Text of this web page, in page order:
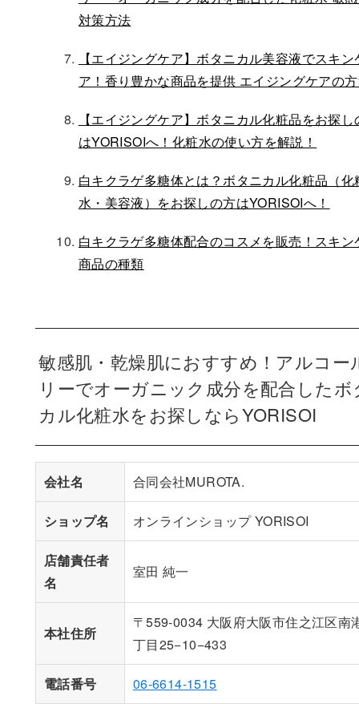
対策方法
【エイジングケア】ボタニカル美容液でスキン
ア！香り豊かな商品を提供 エイジングケアの
【エイジングケア】ボタニカル化粧品をお探し
はYORISOIへ！化粧水の使い方を解説！
白キクラゲ多糖体とは？ボタニカル化粧品（化
水・美容液）をお探しの方はYORISOIへ！
白キクラゲ多糖体配合のコスメを販売！スキン
商品の種類
敏感肌・乾燥肌におすすめ！アルコー
リーでオーガニック成分を配合したボ
カル化粧水をお探しならYORISOI
会社名 合同会社MUROTA.
ショップ名 オンラインショップ YORISOI
店舗責任者
名
室田 純一
本社住所
〒559-0034 大阪府大阪市住之江区南
丁目25−10−433
電話番号 06-6614-1515